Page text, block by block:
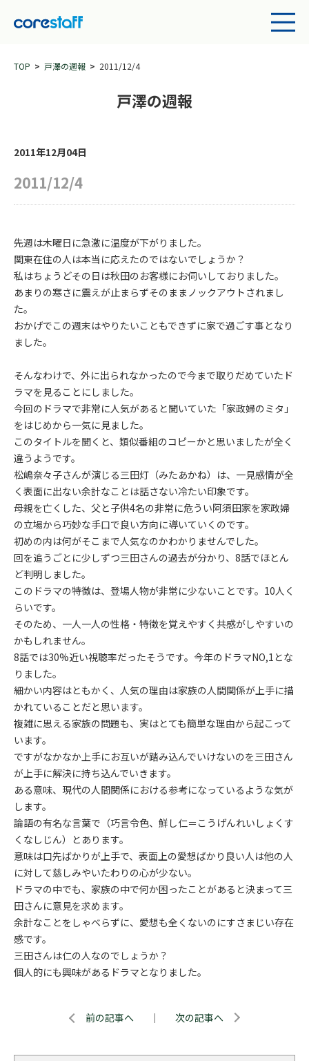
TOP 戸澤の週報 2011/12/4
戸澤の週報
2011年12月04日
2011/12/4
先週は木曜日に急激に温度が下がりました。
関東在住の人は本当に応えたのではないでしょうか？
私はちょうどその日は秋田のお客様にお伺いしておりました。
あまりの寒さに震えが止まらずそのままノックアウトされまし
た。
おかげでこの週末はやりたいこともできずに家で過ごす事となり
ました。
そんなわけで、外に出られなかったので今まで取りだめていたド
ラマを見ることにしました。
今回のドラマで非常に人気があると聞いていた「家政婦のミタ」
をはじめから一気に見ました。
このタイトルを聞くと、類似番組のコピーかと思いましたが全く
違うようです。
松嶋奈々子さんが演じる三田灯（みたあかね）は、一見感情が全
く表面に出ない余計なことは話さない冷たい印象です。
母親を亡くした、父と子供4名の非常に危うい阿須田家を家政婦
の立場から巧妙な手口で良い方向に導いていくのです。
初めの内は何がそこまで人気なのかわかりませんでした。
回を追うごとに少しずつ三田さんの過去が分かり、8話でほとん
ど判明しました。
このドラマの特徴は、登場人物が非常に少ないことです。10人く
らいです。
そのため、一人一人の性格・特徴を覚えやすく共感がしやすいの
かもしれません。
8話では30%近い視聴率だったそうです。今年のドラマNO,1とな
りました。
細かい内容はともかく、人気の理由は家族の人間関係が上手に描
かれていることだと思います。
複雑に思える家族の問題も、実はとても簡単な理由から起こって
います。
ですがなかなか上手にお互いが踏み込んでいけないのを三田さん
が上手に解決に持ち込んでいきます。
ある意味、現代の人間関係における参考になっているような気が
します。
論語の有名な言葉で（巧言令色、鮮し仁＝こうげんれいしょくす
くなしじん）とあります。
意味は口先ばかりが上手で、表面上の愛想ばかり良い人は他の人
に対して慈しみやいたわりの心が少ない。
ドラマの中でも、家族の中で何か困ったことがあると決まって三
田さんに意見を求めます。
余計なことをしゃべらずに、愛想も全くないのにすさまじい存在
感です。
三田さんは仁の人なのでしょうか？
個人的にも興味があるドラマとなりました。
前の記事へ ｜ 次の記事へ